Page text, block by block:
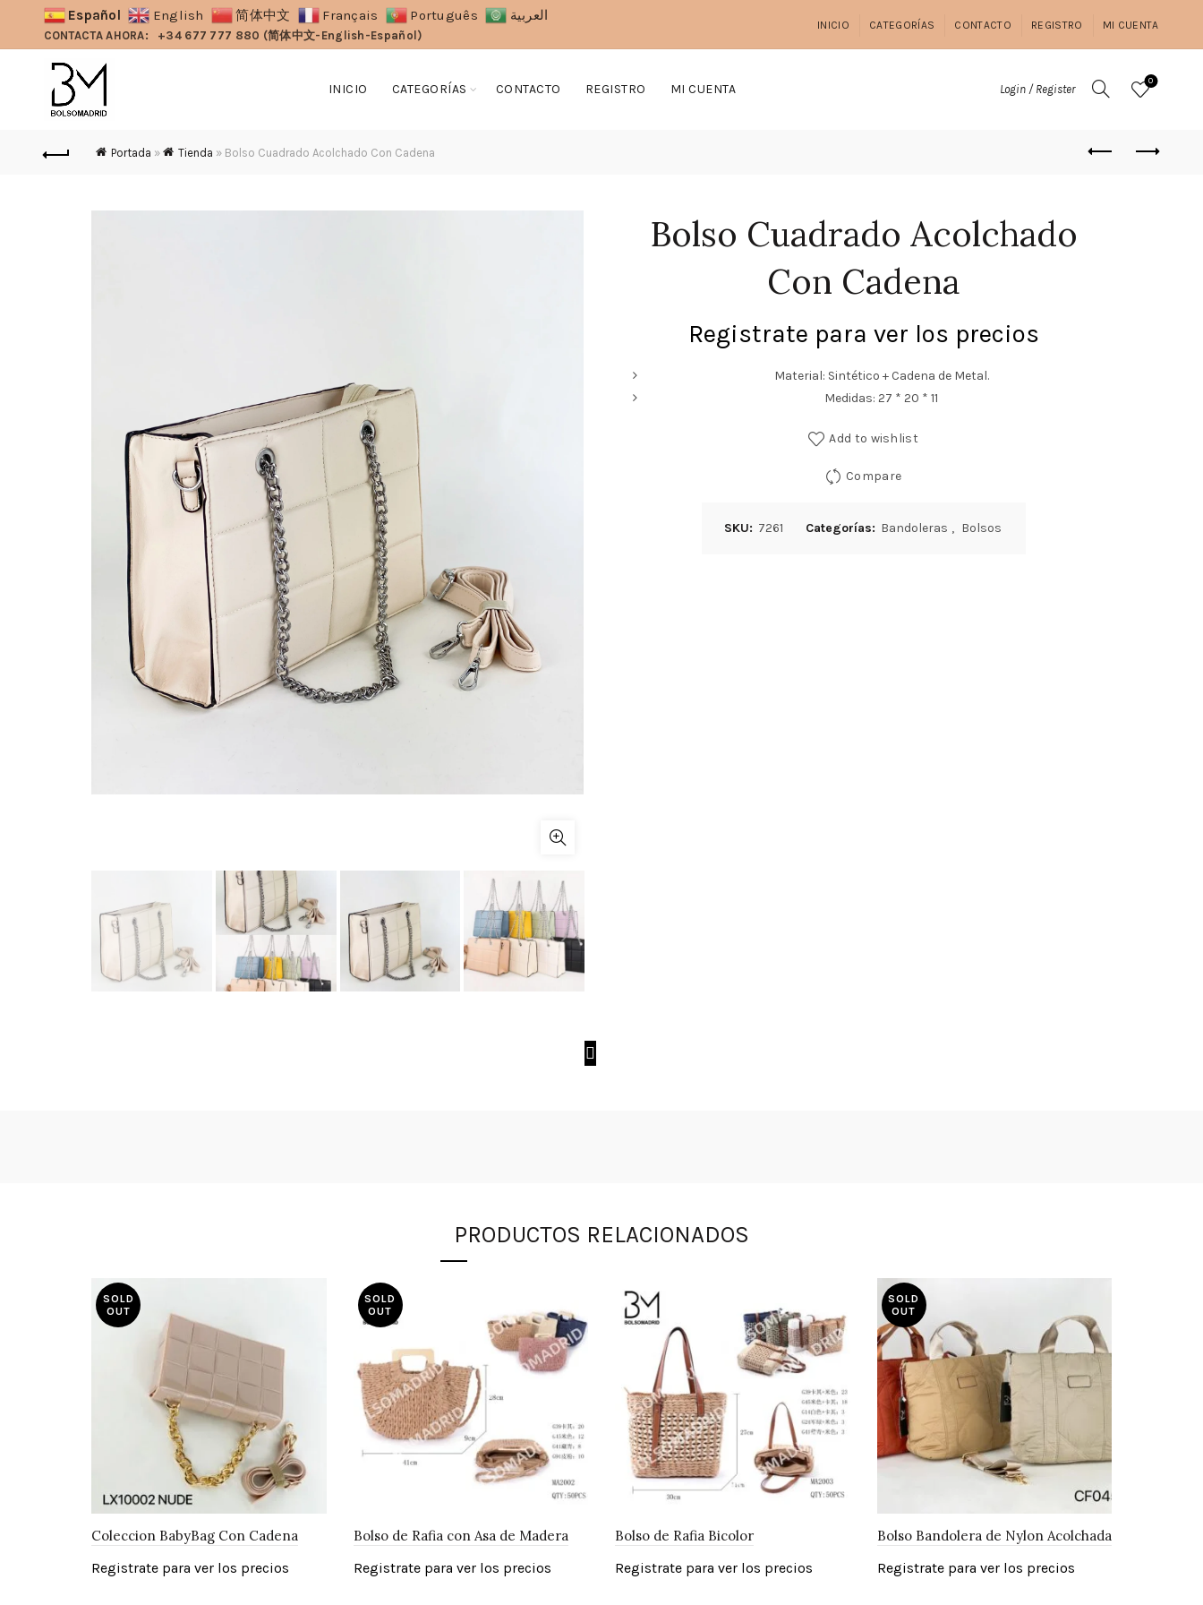
Español English 简体中文 Français Português العربية
CONTACTA AHORA: +34 677 777 880 (简体中文-English-Español)
INICIO CATEGORÍAS CONTACTO REGISTRO MI CUENTA
INICIO CATEGORÍAS CONTACTO REGISTRO MI CUENTA Login / Register
0
Portada » Tienda » Bolso Cuadrado Acolchado Con Cadena
Bolso Cuadrado Acolchado
Con Cadena
Registrate para ver los precios
Material: Sintético + Cadena de Metal.
Medidas: 27 * 20 * 11
Add to wishlist
Compare
SKU: 7261 Categorías: Bandoleras , Bolsos
PRODUCTOS RELACIONADOS
SOLD
OUT
Coleccion BabyBag Con Cadena
Registrate para ver los precios
SOLD
OUT
Bolso de Rafia con Asa de Madera
Registrate para ver los precios
Bolso de Rafia Bicolor
Registrate para ver los precios
SOLD
OUT
Bolso Bandolera de Nylon Acolchada
Registrate para ver los precios